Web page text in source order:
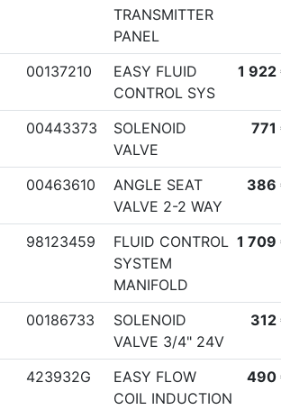
TRANSMITTER
PANEL
00137210
EASY FLUID
CONTROL SYS
1 922
00443373
SOLENOID
VALVE
771
00463610
ANGLE SEAT
VALVE 2-2 WAY
386
98123459
FLUID CONTROL
SYSTEM
MANIFOLD
1 709
00186733
SOLENOID
VALVE 3/4" 24V
312
423932G
EASY FLOW
COIL INDUCTION
490